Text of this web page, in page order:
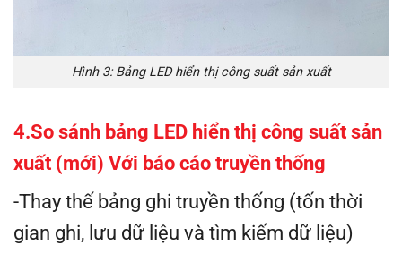
Hình 3: Bảng LED hiển thị công suất sản xuất
4.So sánh bảng LED hiển thị công suất sản
xuất (mới) Với báo cáo truyền thống
-Thay thế bảng ghi truyền thống (tốn thời
gian ghi, lưu dữ liệu và tìm kiếm dữ liệu)